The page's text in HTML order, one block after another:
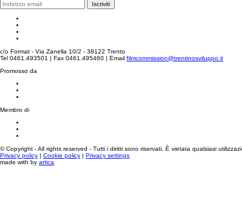
Iscriviti
c/o Format - Via Zanella 10/2 - 38122 Trento
Tel 0461.493501 | Fax 0461.495460 | Email filmcommission@trentinosviluppo.it
Promosso da
Membro di
© Copyright - All rights reserved - Tutti i diritti sono riservati. È vietata qualsiasi
Privacy policy | Cookie policy | Privacy settings
made with by artica